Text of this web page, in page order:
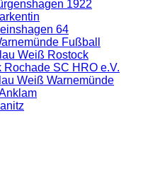
1922
64
Fußball
Weiß Rostock
Rochade SC HRO e.V.
Weiß Warnemünde